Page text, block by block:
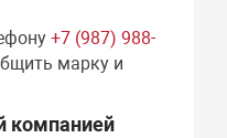
+7 (987) 988-
марку и
компанией